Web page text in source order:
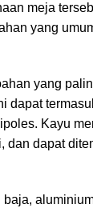
meja
yang
yang
dapat
Kayu
dan dapat
baja,